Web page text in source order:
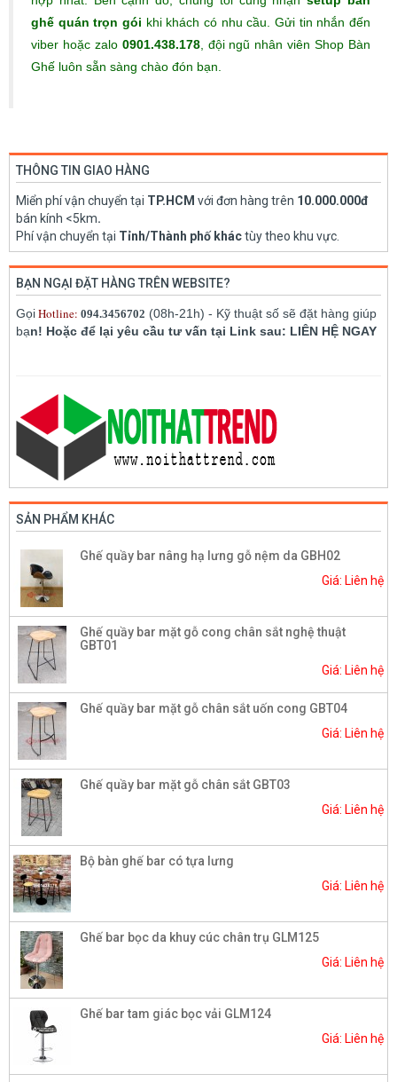
ghế quán trọn gói khi khách có nhu cầu. Gửi tin nhắn đến
viber hoặc zalo 0901.438.178, đội ngũ nhân viên Shop Bàn
Ghế luôn sẵn sàng chào đón bạn.
THÔNG TIN GIAO HÀNG
Miển phí vận chuyển tại TP.HCM với đơn hàng trên 10.000.000đ
bán kính <5km.
Phí vận chuyển tại Tỉnh/Thành phố kháctùy theo khu vực.
BẠN NGẠI ĐẶT HÀNG TRÊN WEBSITE?
GọiHotline: 094.3456702 (08h-21h) - Kỹ thuật số sẽ đặt hàng giúp
bạn! Hoặc để lại yêu cầu tư vấn tại Link sau: LIÊN HỆ NGAY
SẢN PHẨM KHÁC
Ghế quầy bar nâng hạ lưng gỗ nệm da GBH02
Giá: Liên hệ
Ghế quầy bar mặt gỗ cong chân sắt nghệ thuật
GBT01
Giá: Liên hệ
Ghế quầy bar mặt gỗ chân sắt uốn cong GBT04
Giá: Liên hệ
Ghế quầy bar mặt gỗ chân sắt GBT03
Giá: Liên hệ
Bộ bàn ghế bar có tựa lưng
Giá: Liên hệ
Ghế bar bọc da khuy cúc chân trụ GLM125
Giá: Liên hệ
Ghế bar tam giác bọc vải GLM124
Giá: Liên hệ